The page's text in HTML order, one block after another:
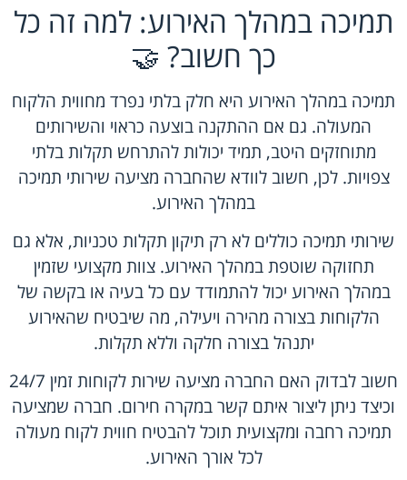
תמיכה במהלך האירוע: למה זה כל
כך חשוב? 🤝
תמיכה במהלך האירוע היא חלק בלתי נפרד מחווית הלקוח
המעולה. גם אם ההתקנה בוצעה כראוי והשירותים
מתוחזקים היטב, תמיד יכולות להתרחש תקלות בלתי
צפויות. לכן, חשוב לוודא שהחברה מציעה שירותי תמיכה
במהלך האירוע.
שירותי תמיכה כוללים לא רק תיקון תקלות טכניות, אלא גם
תחזוקה שוטפת במהלך האירוע. צוות מקצועי שזמין
במהלך האירוע יכול להתמודד עם כל בעיה או בקשה של
הלקוחות בצורה מהירה ויעילה, מה שיבטיח שהאירוע
יתנהל בצורה חלקה וללא תקלות.
חשוב לבדוק האם החברה מציעה שירות לקוחות זמין 24/7
וכיצד ניתן ליצור איתם קשר במקרה חירום. חברה שמציעה
תמיכה רחבה ומקצועית תוכל להבטיח חווית לקוח מעולה
לכל אורך האירוע.